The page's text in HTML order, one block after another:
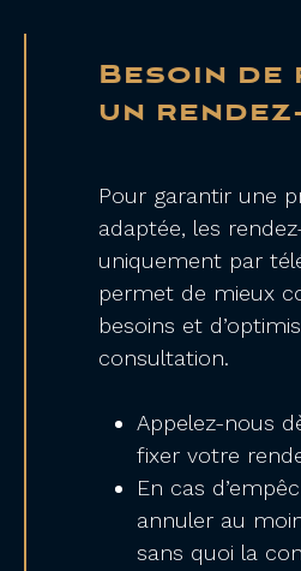
Besoin
un
Pour garantir une
adaptée, les
uniquement par
permet de mieux
besoins et
consultation.
Appelez-nous
fixer votre
En cas
annuler au
sans quoi la